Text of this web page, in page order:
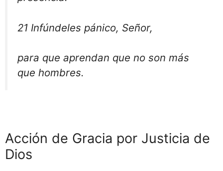
21 Infúndeles pánico, Señor,
para que aprendan que no son más
que hombres.
Acción de Gracia por Justicia de
Dios